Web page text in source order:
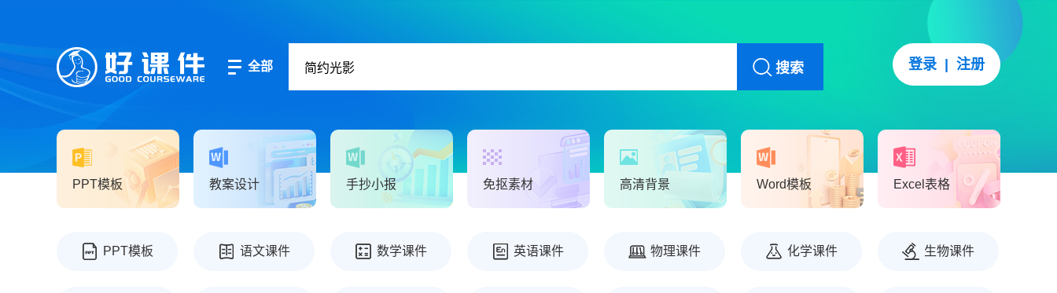
全部 搜索 登录 注册
PPT模板 教案设计 手抄小报 免抠素材 高清背景 Word模板 Excel表格
PPT模板 语文课件 数学课件 英语课件 物理课件 化学课件 生物课件